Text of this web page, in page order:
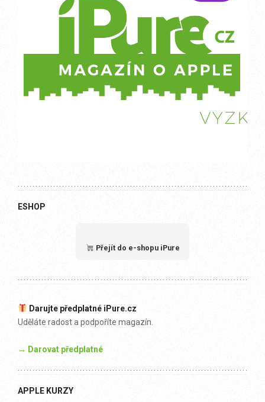
ESHOP
Přejít do e-shopu iPure
Darujte předplatné iPure.cz
Uděláte radost a podpoříte magazín.
→ Darovat předplatné
APPLE KURZY